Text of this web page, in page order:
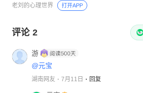
老刘的心理世界 打开APP
评论 2
游
@元宝
湖南网友 7月11日 回复